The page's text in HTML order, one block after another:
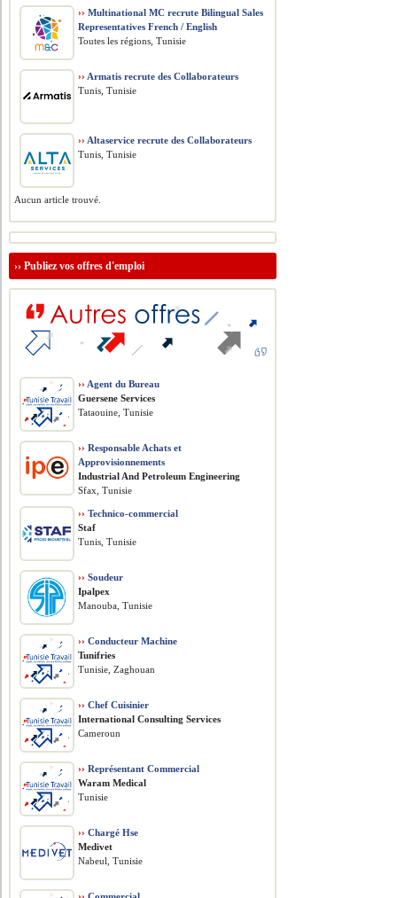
›› Multinational MC recrute Bilingual Sales
Representatives French / English
Toutes les régions, Tunisie
›› Armatis recrute des Collaborateurs
Tunis, Tunisie
›› Altaservice recrute des Collaborateurs
Tunis, Tunisie
Aucun article trouvé.
››Publiez vos offres d'emploi
›› Agent du Bureau
Guersene Services
Tataouine, Tunisie
›› Responsable Achats et
Approvisionnements
​Industrial And Petroleum Engineering
Sfax, Tunisie
›› Technico-commercial
Staf
Tunis, Tunisie
›› Soudeur
Ipalpex
Manouba, Tunisie
›› Conducteur Machine
Tunifries
Tunisie, Zaghouan
›› Chef Cuisinier
International Consulting Services
Cameroun
›› Représentant Commercial
Waram Medical
Tunisie
›› Chargé Hse
Medivet
Nabeul, Tunisie